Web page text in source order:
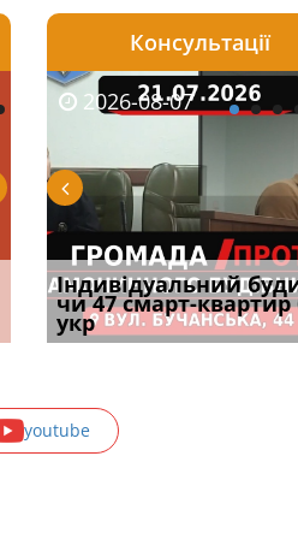
2026-08-06
Документи, на яких не
проставляється
пер
2026-08-07
Огляд практики ВС від
Ростислава Кравця, що
опублі
Консультації
2026-08-07
Індивідуальний
чи 47 смарт-квартир
укр
2026-07-30
Восьмий ААС
підтвердив, що
може скас
youtube